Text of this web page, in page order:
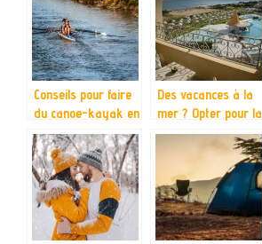
Conseils pour faire
du canoe-kayak en
Ardeche
Des vacances à la
mer ? Opter pour la
Tunisie